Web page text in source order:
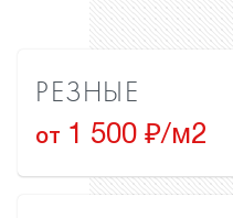
РЕЗНЫЕ
от 1 500 ₽/м2